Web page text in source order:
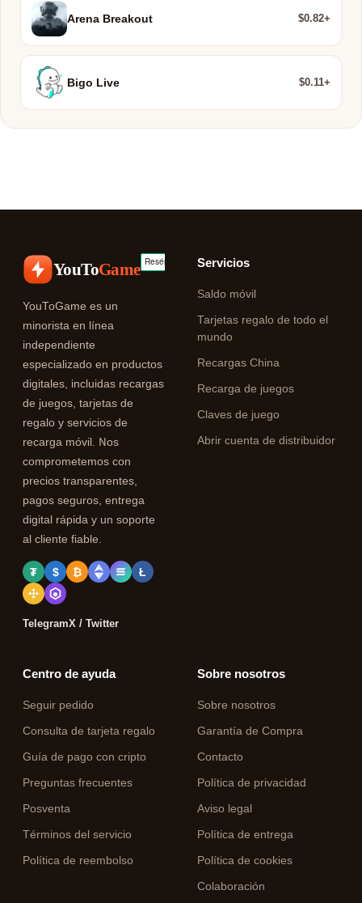
Arena Breakout $0.82+
Bigo Live $0.11+
YouToGame
YouToGame es un
minorista en línea
independiente
especializado en productos
digitales, incluidas recargas
de juegos, tarjetas de
regalo y servicios de
recarga móvil. Nos
comprometemos con
precios transparentes,
pagos seguros, entrega
digital rápida y un soporte
al cliente fiable.
₮ $ ₿ Ł
TelegramX / Twitter
Servicios
Saldo móvil
Tarjetas regalo de todo el
mundo
Recargas China
Recarga de juegos
Claves de juego
Abrir cuenta de distribuidor
Centro de ayuda
Seguir pedido
Consulta de tarjeta regalo
Guía de pago con cripto
Preguntas frecuentes
Posventa
Términos del servicio
Política de reembolso
Sobre nosotros
Sobre nosotros
Garantía de Compra
Contacto
Política de privacidad
Aviso legal
Política de entrega
Política de cookies
Colaboración